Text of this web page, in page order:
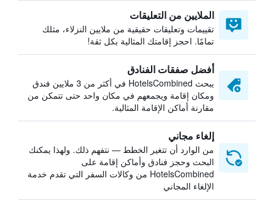
الملايين من التعليقات
تقييمات وتعليقات حقيقية من ملايين النزلاء، مثلك
تمامًا. احجز إقامتك المثالية بكل ثقة!
أفضل صفقات الفنادق
يبحث HotelsCombined في أكثر من 3 ملايين فندق
ومكان إقامة ويجمعهم في مكان واحد حتى تتمكن من
مقارنة أماكن الإقامة المثالية.
إلغاء مجاني
من الوارد أن تتغير الخطط — نتفهم ذلك. ولهذا يمكنك
البحث وحجز فنادق وأماكن إقامة على
HotelsCombined من وكالات السفر التي تقدم خدمة
الإلغاء المجاني